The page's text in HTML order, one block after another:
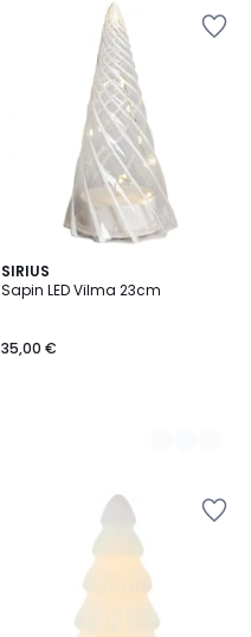
SIRIUS
Sapin LED Vilma 23cm
35,00 €
3
Couleurs